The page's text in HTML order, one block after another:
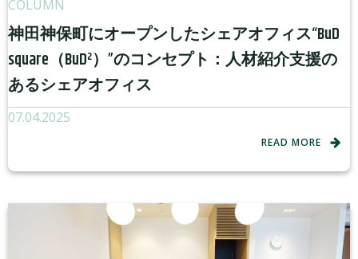
COLUMN
神田神保町にオープンしたシェアオフィス“BuD
square（BuD²）”のコンセプト：人材紹介支援の
あるシェアオフィス
07.04.2025
READ MORE